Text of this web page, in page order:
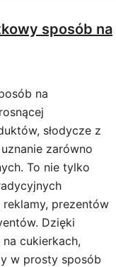
sposób na
na
słodycze z
zarówno
To nie tylko
prezentów
Dzięki
cukierkach,
w prosty sposób